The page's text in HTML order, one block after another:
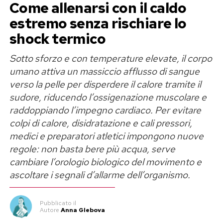
Parole che Georgina ha voluto condividere
pubblicamente, ringraziando il compagno anche
per i valori che trasmette ai figli «come padre e
come uomo».
«Chi decide quale sia il corpo
giusto?»
Nella parte finale del messaggio, Georgina
Rodriguez allarga il discorso oltre la propria
esperienza personale e pone alcune domande
che riguardano il modo in cui vengono giudicate
le donne sui social.
«Dove si trova lo standard? Chi decide quale sia
preferenza diversa rispetto a quella poi
maturata ai vertici federali.
La stoccata su Mancini e Conte
Il riferimento è alla successione sulla panchina
azzurra. Cairo osserva cheAntonio Conte
rappresentava il nome indicato dai club di Serie
A, mentreRoberto Mancinisarebbe stata una
scelta sostenuta daGiovanni Malagò.
Una frase che molti hanno interpretato come
una frecciata all’ex presidente del CONI,
riaprendo indirettamente il dibattito sulle
decisioni che hanno segnato gli ultimi anni della
Nazionale. È una valutazione politica del calcio
Come allenarsi con il caldo
estremo senza rischiare lo
shock termico
Sotto sforzo e con temperature elevate, il corpo
umano attiva un massiccio afflusso di sangue
verso la pelle per disperdere il calore tramite il
sudore, riducendo l’ossigenazione muscolare e
raddoppiando l’impegno cardiaco. Per evitare
colpi di calore, disidratazione e cali pressori,
medici e preparatori atletici impongono nuove
regole: non basta bere più acqua, serve
cambiare l’orologio biologico del movimento e
ascoltare i segnali d’allarme dell’organismo.
Pubblicato il
Autore Anna Glebova